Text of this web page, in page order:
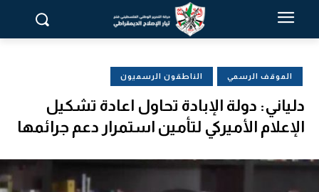
الموقف الرسمي الناطقون الرسميون
دلياني: دولة الإبادة تحاول اعادة تشكيل
الإعلام الأميركي لتأمين استمرار دعم جرائمها